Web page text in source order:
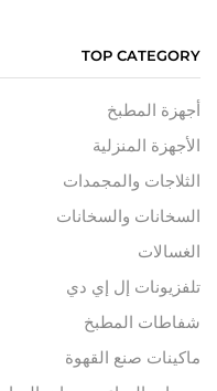
TOP CATEGORY
أجهزة المطبخ
الأجهزة المنزلية
الثلاجات والمجمدات
السخانات والسخانات
الغسالات
تلفزيونات إل إي دي
شفاطات المطبخ
ماكينات صنع القهوة